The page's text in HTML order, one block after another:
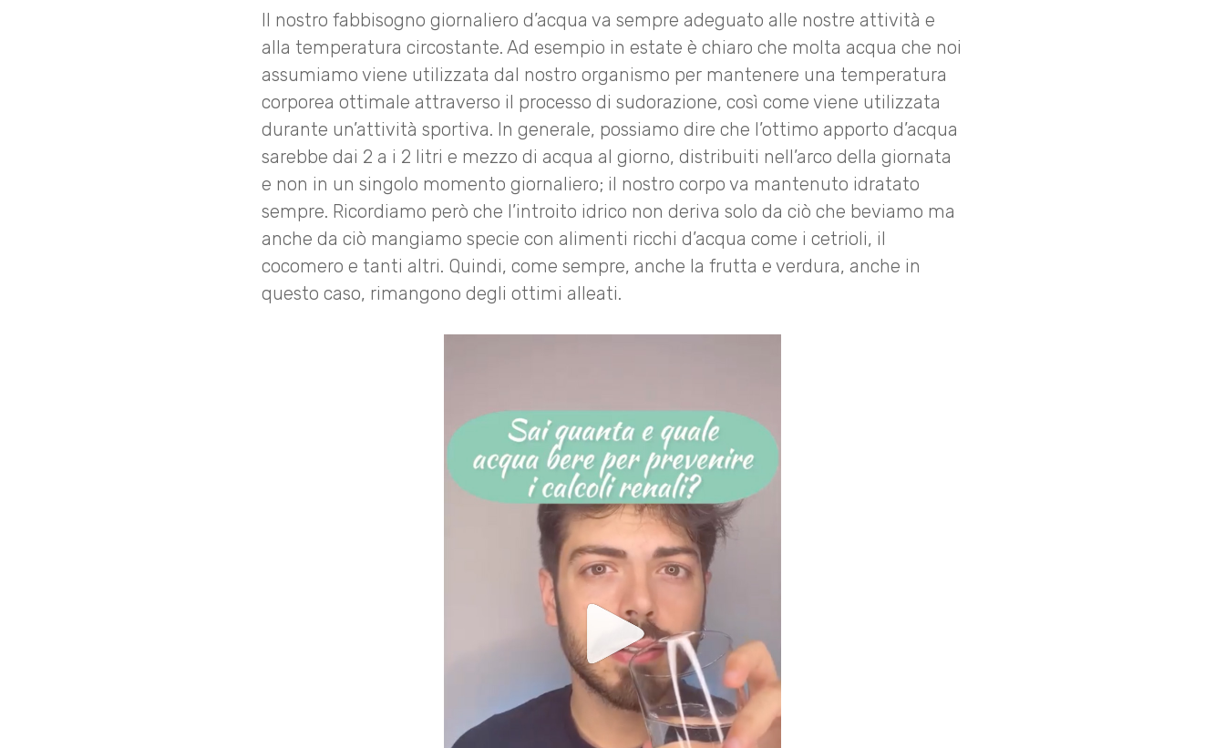
Il nostro fabbisogno giornaliero d’acqua va sempre adeguato alle nostre attività e
alla temperatura circostante. Ad esempio in estate è chiaro che molta acqua che noi
assumiamo viene utilizzata dal nostro organismo per mantenere una temperatura
corporea ottimale attraverso il processo di sudorazione, così come viene utilizzata
durante un’attività sportiva. In generale, possiamo dire che l’ottimo apporto d’acqua
sarebbe dai 2 a i 2 litri e mezzo di acqua al giorno, distribuiti nell’arco della giornata
e non in un singolo momento giornaliero; il nostro corpo va mantenuto idratato
sempre. Ricordiamo però che l’introito idrico non deriva solo da ciò che beviamo ma
anche da ciò mangiamo specie con alimenti ricchi d’acqua come i cetrioli, il
cocomero e tanti altri. Quindi, come sempre, anche la frutta e verdura, anche in
questo caso, rimangono degli ottimi alleati.